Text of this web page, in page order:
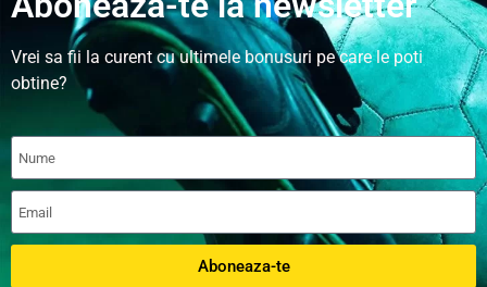
Vrei sa fii la curent cu ultimele bonusuri pe care le poti
obtine?
Aboneaza-te